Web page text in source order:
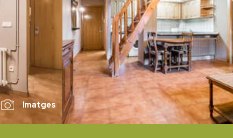
Imatges